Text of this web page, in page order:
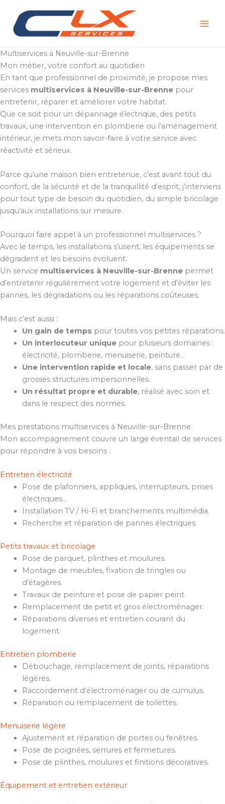
contenu
Multiservices à Neuville-sur-Brenne
Mon métier, votre confort au quotidien
En tant que professionnel de proximité, je propose mes
services multiservices à Neuville-sur-Brenne pour
entretenir, réparer et améliorer votre habitat.
Que ce soit pour un dépannage électrique, des petits
travaux, une intervention en plomberie ou l’aménagement
intérieur, je mets mon savoir-faire à votre service avec
réactivité et sérieux.
Parce qu’une maison bien entretenue, c’est avant tout du
confort, de la sécurité et de la tranquillité d’esprit, j’interviens
pour tout type de besoin du quotidien, du simple bricolage
jusqu’aux installations sur mesure.
Pourquoi faire appel à un professionnel multiservices ?
Avec le temps, les installations s’usent, les équipements se
dégradent et les besoins évoluent.
Un service multiservices à Neuville-sur-Brenne permet
d’entretenir régulièrement votre logement et d’éviter les
pannes, les dégradations ou les réparations coûteuses.
Mais c’est aussi :
Un gain de temps pour toutes vos petites réparations.
Un interlocuteur uniquepour plusieurs domaines :
électricité, plomberie, menuiserie, peinture…
Une intervention rapide et locale, sans passer par de
grosses structures impersonnelles.
Un résultat propre et durable, réalisé avec soin et
dans le respect des normes.
Mes prestations multiservices à Neuville-sur-Brenne
Mon accompagnement couvre un large éventail de services
pour répondre à vos besoins :
Entretien électricité
Pose de plafonniers, appliques, interrupteurs, prises
électriques…
Installation TV / Hi-Fi et branchements multimédia.
Recherche et réparation de pannes électriques.
Petits travaux et bricolage
Pose de parquet, plinthes et moulures.
Montage de meubles, fixation de tringles ou
d’étagères.
Travaux de peinture et pose de papier peint.
Remplacement de petit et gros électroménager.
Réparations diverses et entretien courant du
logement.
Entretien plomberie
Débouchage, remplacement de joints, réparations
légères.
Raccordement d’électroménager ou de cumulus.
Réparation ou remplacement de toilettes.
Menuiserie légère
Ajustement et réparation de portes ou fenêtres.
Pose de poignées, serrures et fermetures.
Pose de plinthes, moulures et finitions décoratives.
Équipement et entretien extérieur